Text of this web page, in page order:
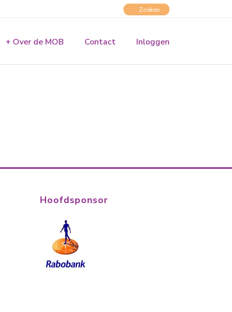
+ Over de MOB Contact Inloggen
Hoofdsponsor